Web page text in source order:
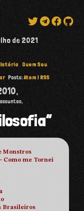
de 2021
Quem Sou
Posts:Atom | RSS
,
assuntos,
Monstros
Como me Tornei
Brasileiros